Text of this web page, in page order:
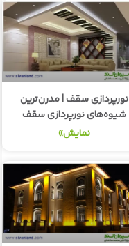
نورپردازی سقف | مدرن‌ترین
شیوه‌های نورپردازی سقف
نمایش»